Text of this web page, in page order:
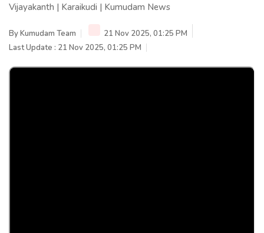
Vijayakanth | Karaikudi | Kumudam News
ByKumudam Team
21 Nov 2025, 01:25 PM
Last Update : 21 Nov 2025, 01:25 PM